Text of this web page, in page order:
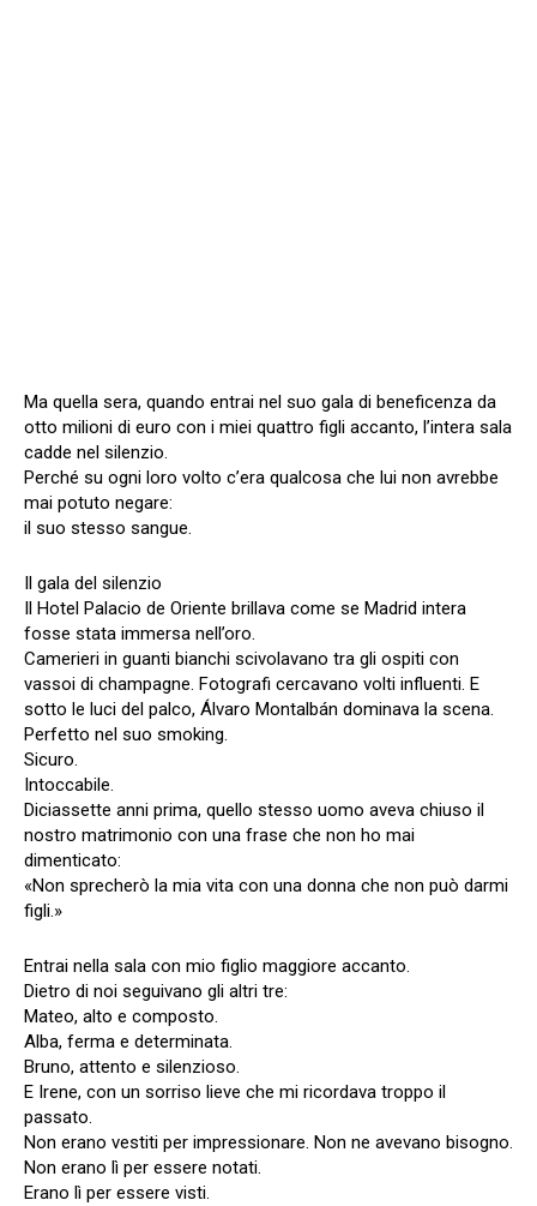
Ma quella sera, quando entrai nel suo gala di beneficenza da
otto milioni di euro con i miei quattro figli accanto, l’intera sala
cadde nel silenzio.
Perché su ogni loro volto c’era qualcosa che lui non avrebbe
mai potuto negare:
il suo stesso sangue.
Il gala del silenzio
Il Hotel Palacio de Oriente brillava come se Madrid intera
fosse stata immersa nell’oro.
Camerieri in guanti bianchi scivolavano tra gli ospiti con
vassoi di champagne. Fotografi cercavano volti influenti. E
sotto le luci del palco, Álvaro Montalbán dominava la scena.
Perfetto nel suo smoking.
Sicuro.
Intoccabile.
Diciassette anni prima, quello stesso uomo aveva chiuso il
nostro matrimonio con una frase che non ho mai
dimenticato:
«Non sprecherò la mia vita con una donna che non può darmi
figli.»
Entrai nella sala con mio figlio maggiore accanto.
Dietro di noi seguivano gli altri tre:
Mateo, alto e composto.
Alba, ferma e determinata.
Bruno, attento e silenzioso.
E Irene, con un sorriso lieve che mi ricordava troppo il
passato.
Non erano vestiti per impressionare. Non ne avevano bisogno.
Non erano lì per essere notati.
Erano lì per essere visti.